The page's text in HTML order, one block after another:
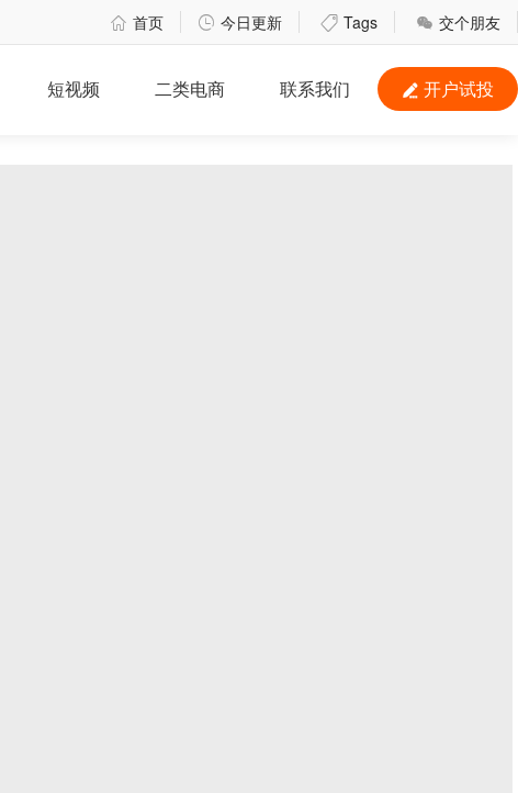
 首页  今日更新  Tags  交个朋友
 开户试投
短视频 二类电商 联系我们